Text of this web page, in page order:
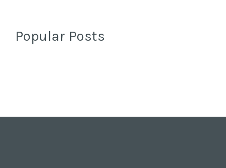
Popular Posts